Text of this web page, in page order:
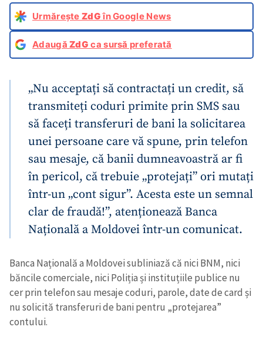
Urmărește ZdGîn Google News
AdaugăZdG ca sursă preferată
„Nu acceptați să contractați un credit, să
transmiteți coduri primite prin SMS sau
să faceți transferuri de bani la solicitarea
unei persoane care vă spune, prin telefon
sau mesaje, că banii dumneavoastră ar fi
în pericol, că trebuie „protejați” ori mutați
într-un „cont sigur”. Acesta este un semnal
clar de fraudă!”, atenționează Banca
Națională a Moldovei într-un comunicat.
Banca Națională a Moldovei subliniază că nici BNM, nici
băncile comerciale, nici Poliția și instituțiile publice nu
cer prin telefon sau mesaje coduri, parole, date de card și
nu solicită transferuri de bani pentru „protejarea”
contului.